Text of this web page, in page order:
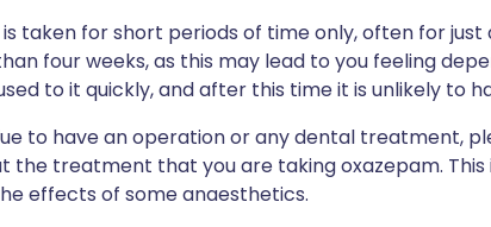
taken for short periods of time only, often for just
four weeks, as this may lead to you feeling
to it quickly, and after this time it is unlikely to
to have an operation or any dental treatment,
the treatment that you are taking oxazepam. This
effects of some anaesthetics.